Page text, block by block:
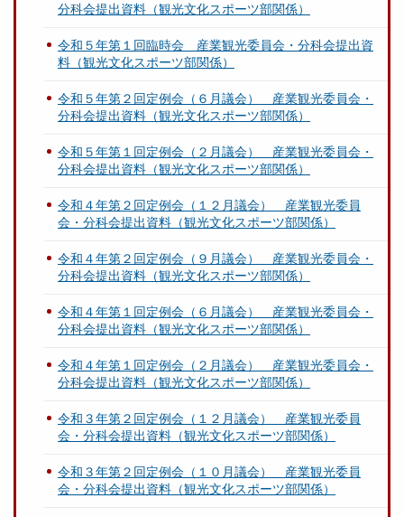
分科会提出資料（観光文化スポーツ部関係）
令和５年第１回臨時会 産業観光委員会・分科会提出資
料（観光文化スポーツ部関係）
令和５年第２回定例会（６月議会） 産業観光委員会・
分科会提出資料（観光文化スポーツ部関係）
令和５年第１回定例会（２月議会） 産業観光委員会・
分科会提出資料（観光文化スポーツ部関係）
令和４年第２回定例会（１２月議会） 産業観光委員
会・分科会提出資料（観光文化スポーツ部関係）
令和４年第２回定例会（９月議会） 産業観光委員会・
分科会提出資料（観光文化スポーツ部関係）
令和４年第１回定例会（６月議会） 産業観光委員会・
分科会提出資料（観光文化スポーツ部関係）
令和４年第１回定例会（２月議会） 産業観光委員会・
分科会提出資料（観光文化スポーツ部関係）
令和３年第２回定例会（１２月議会） 産業観光委員
会・分科会提出資料（観光文化スポーツ部関係）
令和３年第２回定例会（１０月議会） 産業観光委員
会・分科会提出資料（観光文化スポーツ部関係）